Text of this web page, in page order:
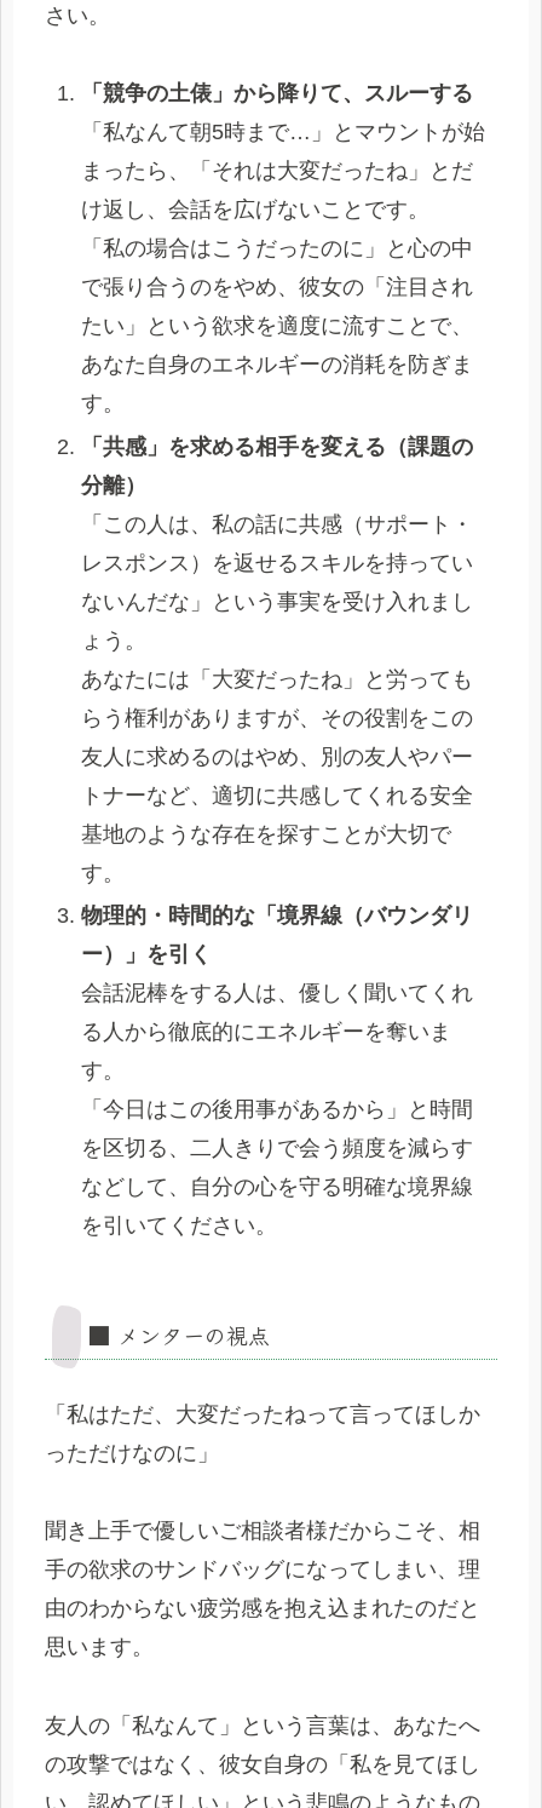
さい。
「競争の土俵」から降りて、スルーする
「私なんて朝5時まで…」とマウントが始
まったら、「それは大変だったね」とだ
け返し、会話を広げないことです。
「私の場合はこうだったのに」と心の中
で張り合うのをやめ、彼女の「注目され
たい」という欲求を適度に流すことで、
あなた自身のエネルギーの消耗を防ぎま
す。
「共感」を求める相手を変える（課題の
分離）
「この人は、私の話に共感（サポート・
レスポンス）を返せるスキルを持ってい
ないんだな」という事実を受け入れまし
ょう。
あなたには「大変だったね」と労っても
らう権利がありますが、その役割をこの
友人に求めるのはやめ、別の友人やパー
トナーなど、適切に共感してくれる安全
基地のような存在を探すことが大切で
す。
物理的・時間的な「境界線（バウンダリ
ー）」を引く
会話泥棒をする人は、優しく聞いてくれ
る人から徹底的にエネルギーを奪いま
す。
「今日はこの後用事があるから」と時間
を区切る、二人きりで会う頻度を減らす
などして、自分の心を守る明確な境界線
を引いてください。
■ メンターの視点
「私はただ、大変だったねって言ってほしか
っただけなのに」
聞き上手で優しいご相談者様だからこそ、相
手の欲求のサンドバッグになってしまい、理
由のわからない疲労感を抱え込まれたのだと
思います。
友人の「私なんて」という言葉は、あなたへ
の攻撃ではなく、彼女自身の「私を見てほし
い、認めてほしい」という悲鳴のようなもの